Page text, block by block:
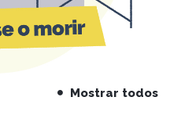
Mostrar todos